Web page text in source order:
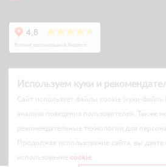
© Arlift 2026
All rights reserved
Используем куки и
Cайт использует файлы cookie (куки-
анализа поведения пользователей. Также
рекомендательные технологии для
Продолжая использование сайта, вы даете
использование cookie